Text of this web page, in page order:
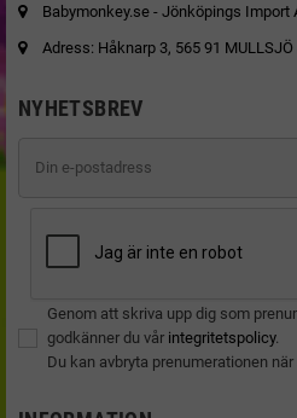
Babymonkey.se - Jönköpings Import
Adress: Håknarp 3, 565 91 MULLSJÖ
NYHETSBREV
Genom att skriva upp dig som
godkänner du vår integritetspolicy.
Du kan avbryta prenumerationen när